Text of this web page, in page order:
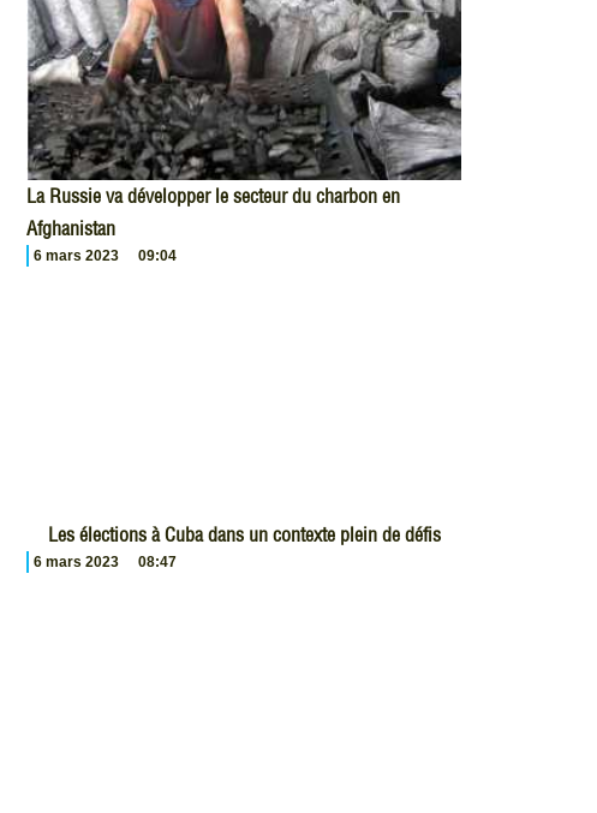
La Russie va développer le secteur du charbon en
Afghanistan
6 mars 2023 09:04
Les élections à Cuba dans un contexte plein de défis
6 mars 2023 08:47